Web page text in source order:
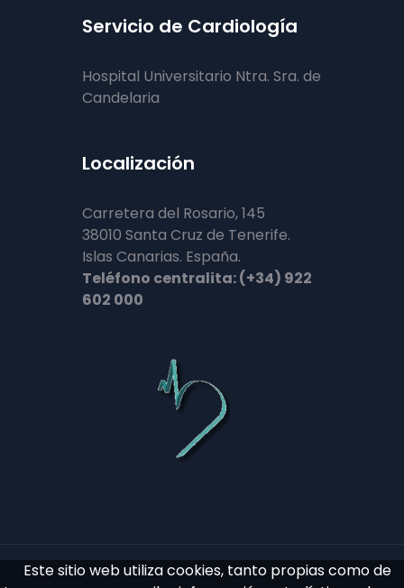
Servicio de Cardiología
Hospital Universitario Ntra. Sra. de
Candelaria
Localización
Carretera del Rosario, 145
38010 Santa Cruz de Tenerife.
Islas Canarias. España.
Teléfono centralita: (+34) 922
602 000
Este sitio web utiliza cookies, tanto propias como de